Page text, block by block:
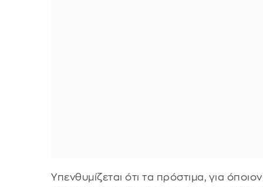
Υπενθυμίζεται ότι τα πρόστιμα, για